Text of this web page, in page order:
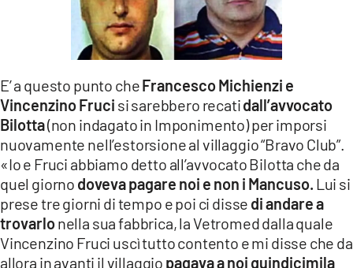
E’ a questo punto cheFrancesco Michienzi e
Vincenzino Fruci si sarebbero recatidall’avvocato
Bilotta(non indagato in Imponimento) per imporsi
nuovamente nell’estorsione al villaggio “Bravo Club”.
«Io e Fruci abbiamo detto all’avvocato Bilotta che da
quel giorno doveva pagare noi e non i Mancuso. Lui si
prese tre giorni di tempo e poi ci disse di andare a
trovarlonella sua fabbrica, la Vetromed dalla quale
Vincenzino Fruci uscì tutto contento e mi disse che da
allora in avanti il villaggio pagava a noi quindicimila